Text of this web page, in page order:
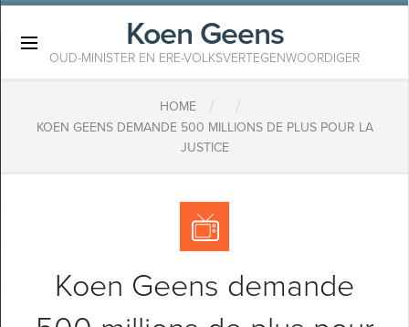
Koen Geens
OUD-MINISTER EN ERE-VOLKSVERTEGENWOORDIGER
HOME / /
KOEN GEENS DEMANDE 500 MILLIONS DE PLUS POUR LA
JUSTICE
Koen Geens demande